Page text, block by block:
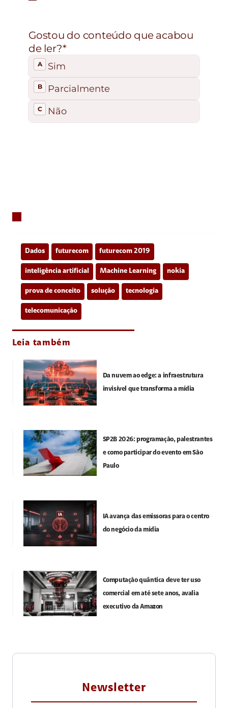
Dados futurecom futurecom 2019
inteligência artificial Machine Learning nokia
prova de conceito solução tecnologia
telecomunicação
Leia também
Da nuvem ao edge: a infraestrutura
invisível que transforma a mídia
SP2B 2026: programação, palestrantes
e como participar do evento em São
Paulo
IA avança das emissoras para o centro
do negócio da mídia
Computação quântica deve ter uso
comercial em até sete anos, avalia
executivo da Amazon
Newsletter